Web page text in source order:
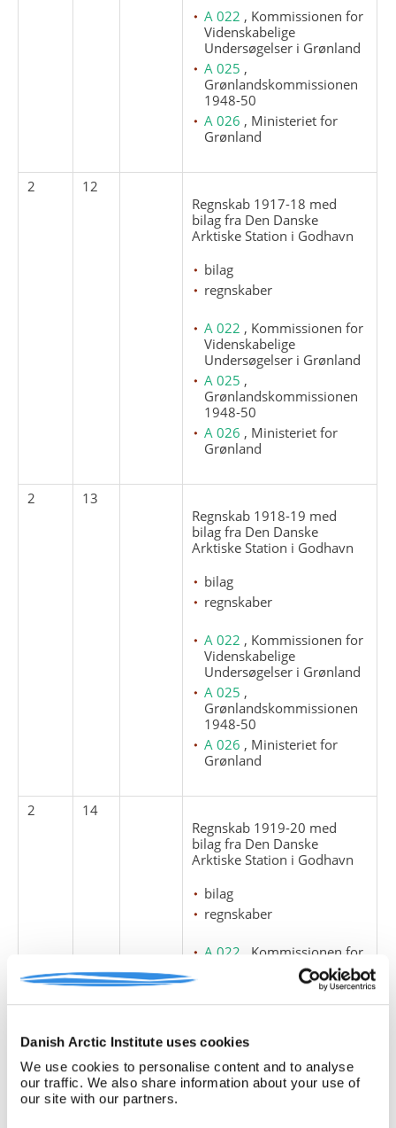
Danish Arctic Institute uses cookies
We use cookies to personalise content and to analyse
our traffic. We also share information about your use of
our site with our partners.
A 022 , Kommissionen for
Videnskabelige
Undersøgelser i Grønland
A 025 ,
Grønlandskommissionen
1948-50
A 026 , Ministeriet for
Grønland
2
12
Regnskab 1917-18 med
bilag fra Den Danske
Arktiske Station i Godhavn
bilag
regnskaber
A 022 , Kommissionen for
Videnskabelige
Undersøgelser i Grønland
A 025 ,
Grønlandskommissionen
1948-50
A 026 , Ministeriet for
Grønland
2
13
Regnskab 1918-19 med
bilag fra Den Danske
Arktiske Station i Godhavn
bilag
regnskaber
A 022 , Kommissionen for
Videnskabelige
Undersøgelser i Grønland
A 025 ,
Grønlandskommissionen
1948-50
A 026 , Ministeriet for
Grønland
2
14
Regnskab 1919-20 med
bilag fra Den Danske
Arktiske Station i Godhavn
bilag
regnskaber
A 022
, Kommissionen for
Undersøgelser i Grønland
A 025,
1948-50
Grønland